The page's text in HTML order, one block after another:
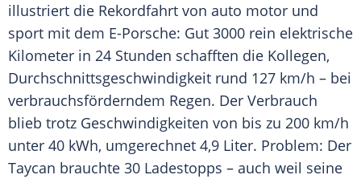
illustriert die Rekordfahrt von auto motor und
sport mit dem E-Porsche: Gut 3000 rein elektrische
Kilometer in 24 Stunden schafften die Kollegen,
Durchschnittsgeschwindigkeit rund 127 km/h – bei
verbrauchsförderndem Regen. Der Verbrauch
blieb trotz Geschwindigkeiten von bis zu 200 km/h
unter 40 kWh, umgerechnet 4,9 Liter. Problem: Der
Taycan brauchte 30 Ladestopps – auch weil seine